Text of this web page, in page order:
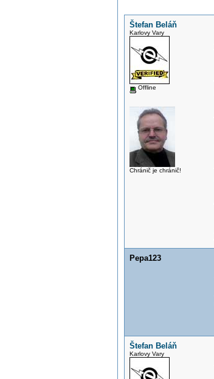
Štefan Beláň
Karlovy Vary
Offline
Chránič je chránič!
Pepa123
Štefan Beláň
Karlovy Vary